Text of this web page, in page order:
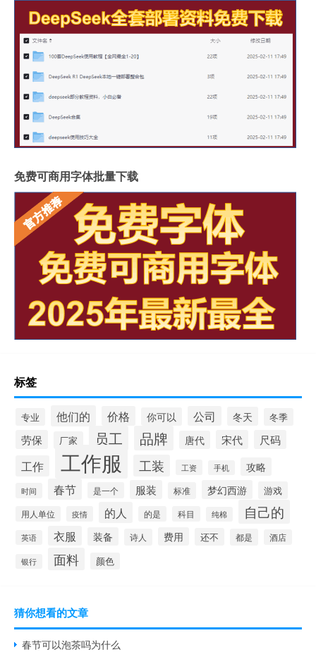
免费可商用字体批量下载
标签
专业 他们的 价格 你可以 公司 冬天 冬季
劳保 厂家 员工 品牌 唐代 宋代 尺码
工作 工作服 工装 工资 手机 攻略
时间 春节 是一个 服装 标准 梦幻西游 游戏
用人单位 疫情 的人 的是 科目 纯棉 自己的
英语 衣服 装备 诗人 费用 还不 都是 酒店
银行 面料 颜色
猜你想看的文章
春节可以泡茶吗为什么